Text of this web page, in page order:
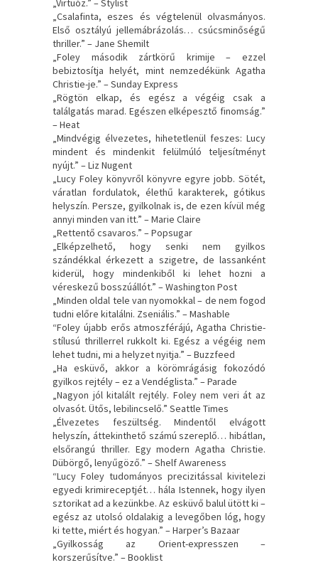
„Virtuóz.” – Stylist
„Csalafinta, eszes és végtelenül olvasmányos.
Első osztályú jellemábrázolás… csúcsminőségű
thriller.” – Jane Shemilt
„Foley második zártkörű krimije – ezzel
bebiztosítja helyét, mint nemzedékünk Agatha
Christie-je.” – Sunday Express
„Rögtön elkap, és egész a végéig csak a
találgatás marad. Egészen elképesztő finomság.”
– Heat
„Mindvégig élvezetes, hihetetlenül feszes: Lucy
mindent és mindenkit felülmúló teljesítményt
nyújt.” – Liz Nugent
„Lucy Foley könyvről könyvre egyre jobb. Sötét,
váratlan fordulatok, élethű karakterek, gótikus
helyszín. Persze, gyilkolnak is, de ezen kívül még
annyi minden van itt.” – Marie Claire
„Rettentő csavaros.” – Popsugar
„Elképzelhető, hogy senki nem gyilkos
szándékkal érkezett a szigetre, de lassanként
kiderül, hogy mindenkiből ki lehet hozni a
véreskezű bosszúállót.” – Washington Post
„Minden oldal tele van nyomokkal – de nem fogod
tudni előre kitalálni. Zseniális.” – Mashable
“Foley újabb erős atmoszférájú, Agatha Christie-
stílusú thrillerrel rukkolt ki. Egész a végéig nem
lehet tudni, mi a helyzet nyitja.” – Buzzfeed
„Ha esküvő, akkor a körömrágásig fokozódó
gyilkos rejtély – ez a Vendéglista.” – Parade
„Nagyon jól kitalált rejtély. Foley nem veri át az
olvasót. Ütős, lebilincselő.” Seattle Times
„Élvezetes feszültség. Mindentől elvágott
helyszín, áttekinthető számú szereplő… hibátlan,
elsőrangú thriller. Egy modern Agatha Christie.
Dübörgő, lenyűgöző.” – Shelf Awareness
“Lucy Foley tudományos precizitással kivitelezi
egyedi krimireceptjét… hála Istennek, hogy ilyen
sztorikat ad a kezünkbe. Az esküvő balul ütött ki –
egész az utolsó oldalakig a levegőben lóg, hogy
ki tette, miért és hogyan.” – Harper’s Bazaar
„Gyilkosság az Orient-expresszen –
korszerűsítve.” – Booklist